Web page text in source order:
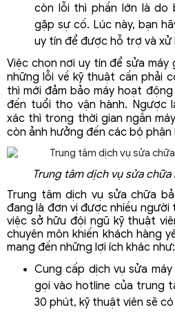
còn lỗi thì phần lớn là do
gặp sự cố. Lúc này, bạn
uy tín để được hỗ trợ và xử
Việc chọn nơi uy tín để sửa
những lỗi về kỹ thuật cần phải
thì mới đảm bảo máy hoạt
đến tuổi thọ vận hành. Ngược
xác thì trong thời gian ngắn
còn ảnh hưởng đến các bộ phận
Trung tâm dịch vụ sửa
Trung tâm dịch vụ sửa chữa
đang là đơn vị được nhiều
việc sở hữu đội ngũ kỹ thuật
chuyên môn khiến khách hàng
mang đến những lợi ích khác như:
Cung cấp dịch vụ sửa
gọi vào hotline của trung
30 phút, kỹ thuật viên sẽ